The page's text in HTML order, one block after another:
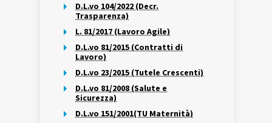
D.L.vo 104/2022 (Decr.
Trasparenza)
L. 81/2017 (Lavoro Agile)
D.L.vo 81/2015 (Contratti di
Lavoro)
D.L.vo 23/2015 (Tutele Crescenti)
D.L.vo 81/2008 (Salute e
Sicurezza)
D.L.vo 151/2001(TU Maternità)